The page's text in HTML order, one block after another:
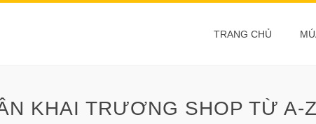
TRANG CHỦ
KHAI TRƯƠNG SHOP TỪ A-Z